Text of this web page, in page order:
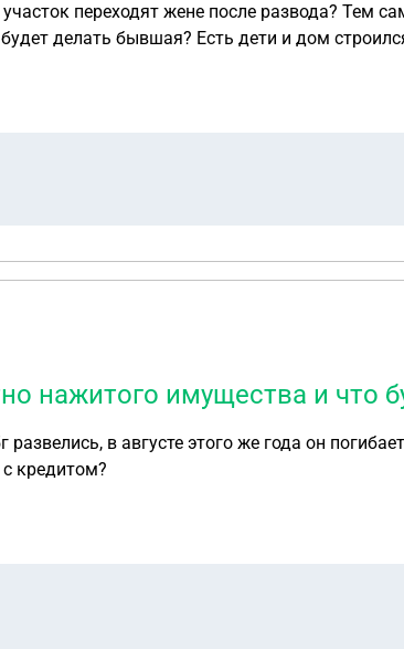
переходят жене после развода? Тем
делать бывшая? Есть дети и дом
нажитого имущества и что
в августе этого же года он
кредитом?